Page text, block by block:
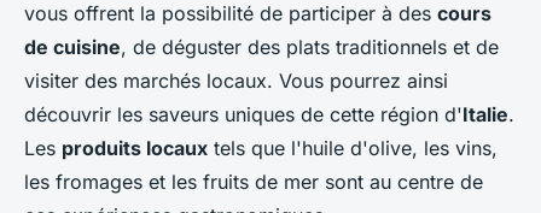
vous offrent la possibilité de participer à des cours
de cuisine, de déguster des plats traditionnels et de
visiter des marchés locaux. Vous pourrez ainsi
découvrir les saveurs uniques de cette région d'Italie.
Les produits locaux tels que l'huile d'olive, les vins,
les fromages et les fruits de mer sont au centre de